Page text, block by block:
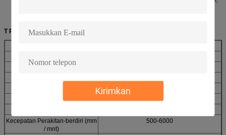
Kirimkan
T Parameter echnical:
Ketebalan Web (mm)
Ketebalan Flange (mm)
6-40
Kecepatan Perakitan-berdiri (mm
/ mnt)
500-6000